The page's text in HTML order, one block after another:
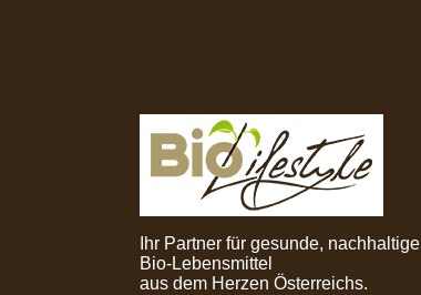
Ihr Partner für gesunde, nachhaltige
Bio-Lebensmittel
aus dem Herzen Österreichs.